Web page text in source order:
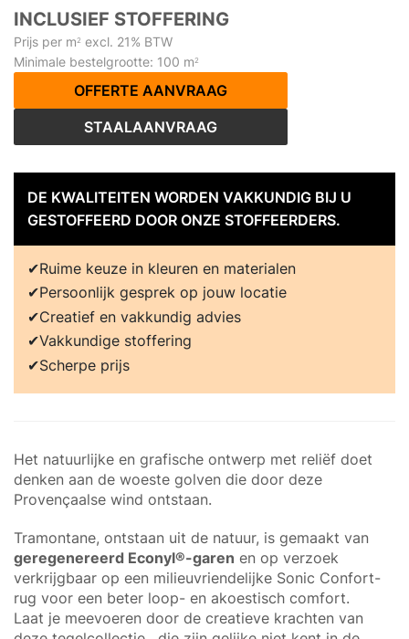
INCLUSIEF STOFFERING
Prijs per m2 excl. 21% BTW
Minimale bestelgrootte: 100 m2
OFFERTE AANVRAAG
STAALAANVRAAG
DE KWALITEITEN WORDEN VAKKUNDIG BIJ U
GESTOFFEERD DOOR ONZE STOFFEERDERS.
Ruime keuze in kleuren en materialen
Persoonlijk gesprek op jouw locatie
Creatief en vakkundig advies
Vakkundige stoffering
Scherpe prijs
Het natuurlijke en grafische ontwerp met reliëf doet
denken aan de woeste golven die door deze
Provençaalse wind ontstaan.
Tramontane, ontstaan uit de natuur, is gemaakt van
geregenereerd Econyl®-garen en op verzoek
verkrijgbaar op een milieuvriendelijke Sonic Confort-
rug voor een beter loop- en akoestisch comfort.
Laat je meevoeren door de creatieve krachten van